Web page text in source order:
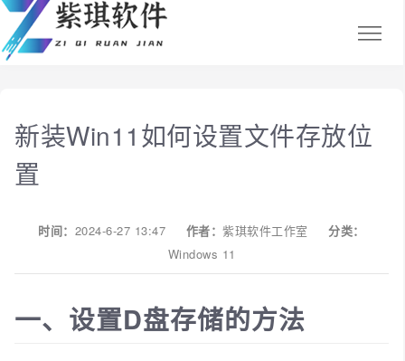
新装Win11如何设置文件存放位
置
时间： 2024-6-27 13:47 作者：紫琪软件工作室
分类：
Windows 11
一、设置D盘存储的方法